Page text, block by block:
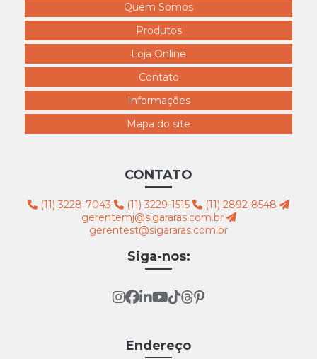
Quem Somos
Produtos
Loja Online
Contato
Informações
Mapa do site
CONTATO
(11) 3228-7043 (11) 3229-1515
(11) 2892-8548
gerentemj@sigararas.com.br
gerentest@sigararas.com.br
Siga-nos:
Endereço